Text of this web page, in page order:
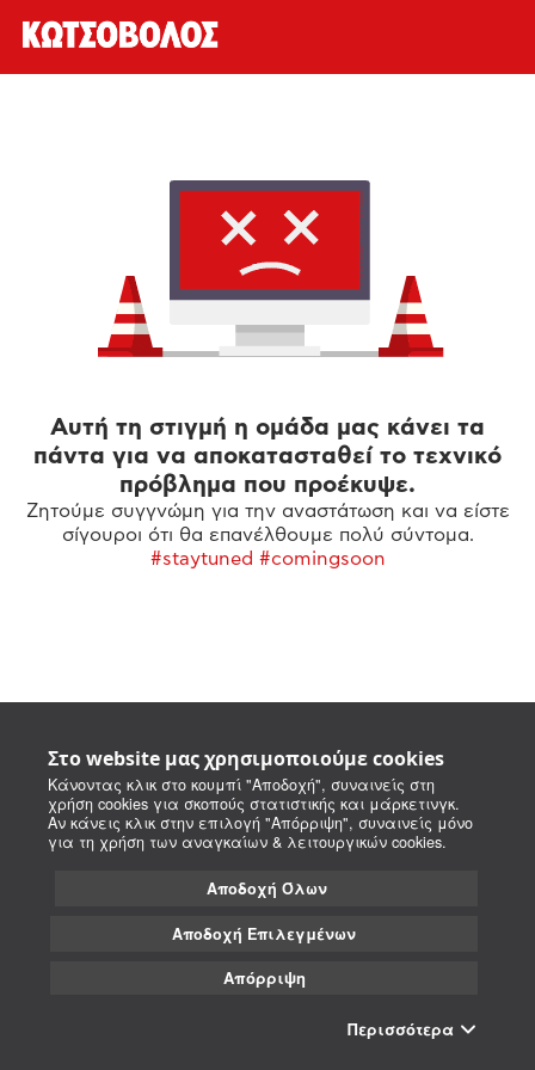
Στο website μας χρησιμοποιούμε cookies
Κάνοντας κλικ στο κουμπί "Αποδοχή", συναινείς στη
χρήση cookies για σκοπούς στατιστικής και μάρκετινγκ.
Αν κάνεις κλικ στην επιλογή "Απόρριψη", συναινείς μόνο
για τη χρήση των αναγκαίων & λειτουργικών cookies.
Αποδοχή Όλων
Αποδοχή Επιλεγμένων
Απόρριψη
Περισσότερα
Αυτή τη στιγμή η ομάδα μας κάνει τα
πάντα για να αποκατασταθεί το τεχνικό
πρόβλημα που προέκυψε.
Ζητούμε συγγνώμη για την αναστάτωση και να είστε
σίγουροι ότι θα επανέλθουμε πολύ σύντομα.
#staytuned #comingsoon